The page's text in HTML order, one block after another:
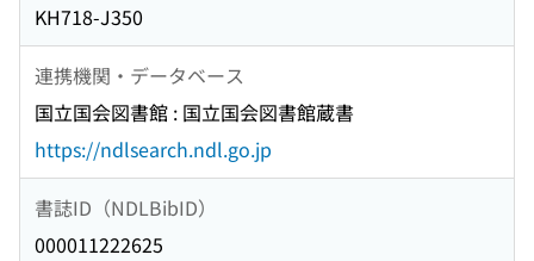
KH718-J350
連携機関・データベース
国立国会図書館 : 国立国会図書館蔵書
https://ndlsearch.ndl.go.jp
書誌ID（NDLBibID）
000011222625